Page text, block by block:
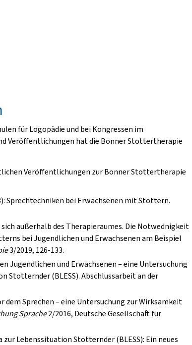
für Logopädie und bei Kongressen im
Veröffentlichungen hat die Bonner Stottertherapie
Veröffentlichungen zur Bonner Stottertherapie
Sprechtechniken bei Erwachsenen mit Stottern.
außerhalb des Therapieraumes. Die Notwednigkeit
bei Jugendlichen und Erwachsenen am Beispiel
3/2019, 126-133.
Jugendlichen und Erwachsenen – eine Untersuchung
Stotternder (BLESS). Abschlussarbeit an der
dem Sprechen – eine Untersuchung zur Wirksamkeit
Sprache2/2016, Deutsche Gesellschaft für
Lebenssituation Stotternder (BLESS): Ein neues